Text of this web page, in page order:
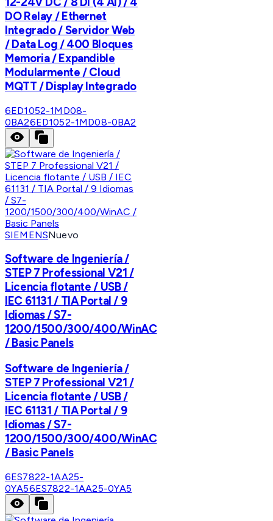
DO Relay / Ethernet
Integrado / Servidor Web
/ Data Log / 400 Bloques
Memoria / Expandible
Modularmente / Cloud
MQTT / Display Integrado
6ED1052-1MD08-
0BA26ED1052-1MD08-0BA2
SIEMENSNuevo
Software de Ingeniería /
STEP 7 Professional V21 /
Licencia flotante / USB /
IEC 61131 / TIA Portal / 9
Idiomas / S7-
1200/1500/300/400/WinAC
/ Basic Panels
Software de Ingeniería /
STEP 7 Professional V21 /
Licencia flotante / USB /
IEC 61131 / TIA Portal / 9
Idiomas / S7-
1200/1500/300/400/WinAC
/ Basic Panels
6ES7822-1AA25-
0YA56ES7822-1AA25-0YA5